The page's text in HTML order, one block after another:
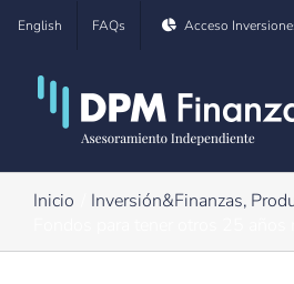
Saltar
contenido
English FAQs Acceso
Inicio Inversión&Finanzas